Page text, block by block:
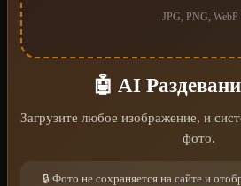
JPG, PNG, WebP
🤖 AI
Загрузите любое изображение, и
фото.
🔒 Фото не сохраняется на сайте и